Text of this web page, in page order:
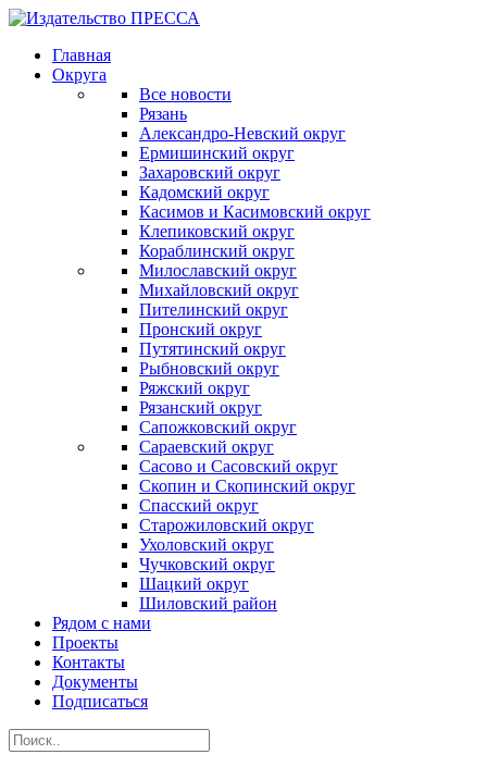
Главная
Округа
Все новости
Рязань
Александро-Невский округ
Ермишинский округ
Захаровский округ
Кадомский округ
Касимов и Касимовский округ
Клепиковский округ
Кораблинский округ
Милославский округ
Михайловский округ
Пителинский округ
Пронский округ
Путятинский округ
Рыбновский округ
Ряжский округ
Рязанский округ
Сапожковский округ
Сараевский округ
Сасово и Сасовский округ
Скопин и Скопинский округ
Спасский округ
Старожиловский округ
Ухоловский округ
Чучковский округ
Шацкий округ
Шиловский район
Рядом с нами
Проекты
Контакты
Документы
Подписаться